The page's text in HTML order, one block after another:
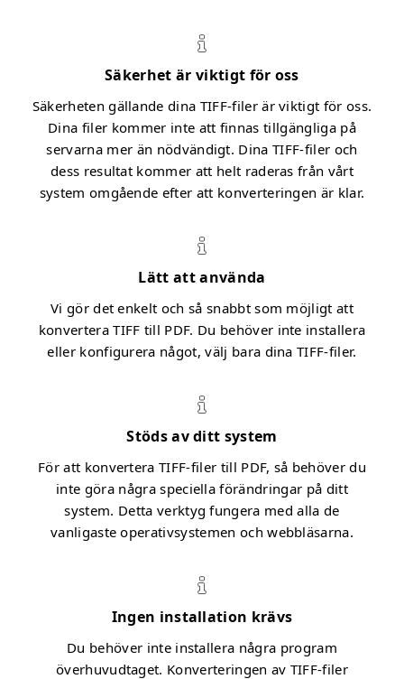
Säkerhet är viktigt för oss
Säkerheten gällande dina TIFF-filer är viktigt för oss.
Dina filer kommer inte att finnas tillgängliga på
servarna mer än nödvändigt. Dina TIFF-filer och
dess resultat kommer att helt raderas från vårt
system omgående efter att konverteringen är klar.
Lätt att använda
Vi gör det enkelt och så snabbt som möjligt att
konvertera TIFF till PDF. Du behöver inte installera
eller konfigurera något, välj bara dina TIFF-filer.
Stöds av ditt system
För att konvertera TIFF-filer till PDF, så behöver du
inte göra några speciella förändringar på ditt
system. Detta verktyg fungera med alla de
vanligaste operativsystemen och webbläsarna.
Ingen installation krävs
Du behöver inte installera några program
överhuvudtaget. Konverteringen av TIFF-filer